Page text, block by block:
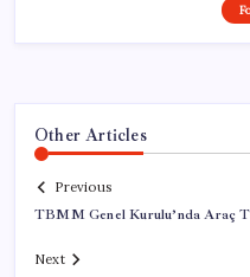
Other Articles
Previous
TBMM Genel Kurulu’nda Araç
Next